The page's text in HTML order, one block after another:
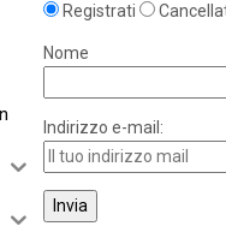
Registrati
Nome
Indirizzo e-mail: